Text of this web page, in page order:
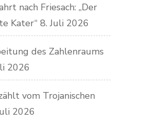
nach Friesach: „Der
Kater“ 8. Juli 2026
des Zahlenraums
2026
vom Trojanischen
2026